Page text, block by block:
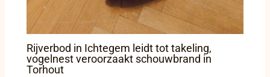
Rijverbod in Ichtegem leidt tot takeling,
vogelnest veroorzaakt schouwbrand in
Torhout